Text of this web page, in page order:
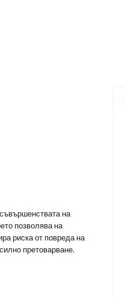
на
позволява на
риска от повреда на
претоварване.